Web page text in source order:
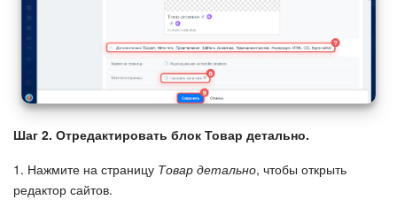
Шаг 2. Отредактировать блок Товар детально.
1. Нажмите на страницу Товар детально, чтобы открыть
редактор сайтов.